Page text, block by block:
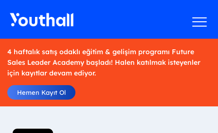
4 haftalık satış odaklı eğitim & gelişim programı Future
Sales Leader Academy başladı! Halen katılmak isteyenler
için kayıtlar devam ediyor.
Hemen Kayıt Ol